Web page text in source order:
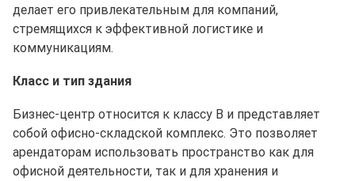
делает его привлекательным для компаний,
стремящихся к эффективной логистике и
коммуникациям.
Класс и тип здания
Бизнес-центр относится к классу B и представляет
собой офисно-складской комплекс. Это позволяет
арендаторам использовать пространство как для
офисной деятельности, так и для хранения и